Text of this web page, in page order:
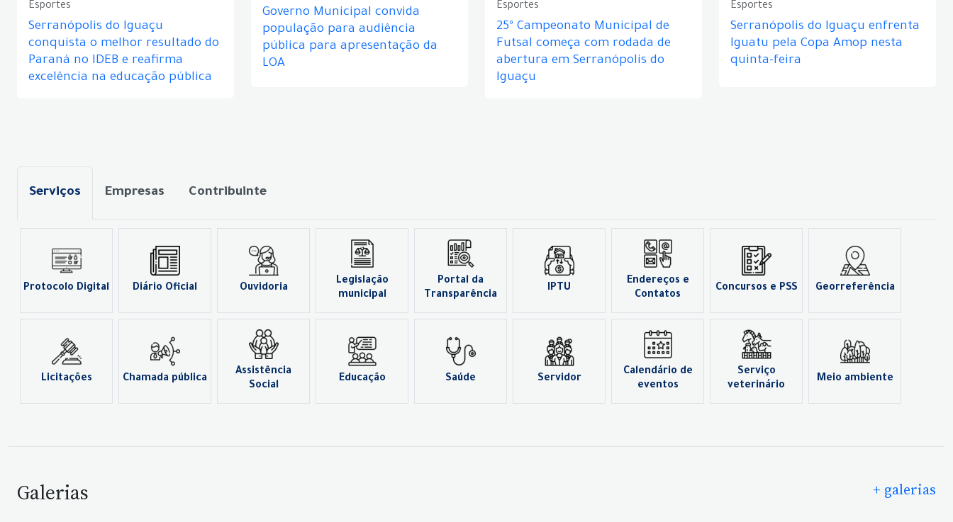
Esportes
Serranópolis do Iguaçu
conquista o melhor resultado do
Paraná no IDEB e reafirma
excelência na educação pública
Governo Municipal convida
população para audiência
pública para apresentação da
LOA
Esportes
25º Campeonato Municipal de
Futsal começa com rodada de
abertura em Serranópolis do
Iguaçu
Esportes
Serranópolis do Iguaçu enfrenta
Iguatu pela Copa Amop nesta
quinta-feira
Serviços Empresas Contribuinte
Protocolo Digital Diário Oficial Ouvidoria
Legislação
municipal
Portal da
Transparência
IPTU
Endereços e
Contatos
Concursos e PSS Georreferência
Licitações Chamada pública
Assistência
Social
Educação Saúde Servidor
Calendário de
eventos
Serviço
veterinário
Meio ambiente
Galerias + galerias